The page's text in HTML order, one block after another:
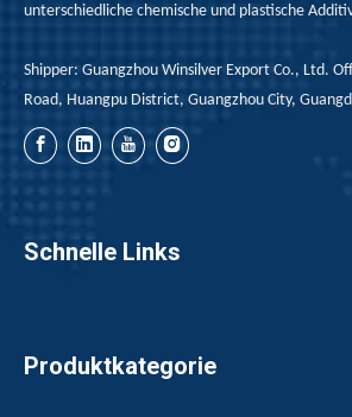
Der rote Phosphor -
unterschiedliche chemische und plastische
Shipper: Guangzhou Winsilver Export Co., Ltd.
Road, Huangpu District, Guangzhou City,
Schnelle Links
Produktkategorie